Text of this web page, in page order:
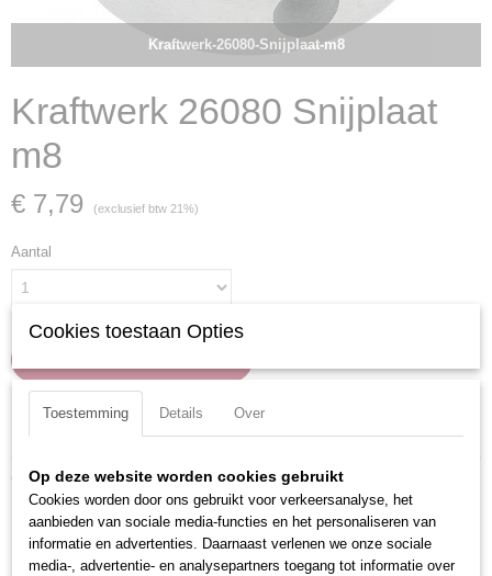
Kraftwerk-26080-Snijplaat-m8
Kraftwerk 26080 Snijplaat
m8
€ 7,79 (exclusief btw 21%)
Aantal
Productcode
26080
EAN code
7612206075619
Productcode leverancier
Ook interessant
Cookies toestaan Opties
Toestemming Details Over
Op deze website worden cookies gebruikt
Cookies worden door ons gebruikt voor verkeersanalyse, het
aanbieden van sociale media-functies en het personaliseren van
informatie en advertenties. Daarnaast verlenen we onze sociale
media-, advertentie- en analysepartners toegang tot informatie over